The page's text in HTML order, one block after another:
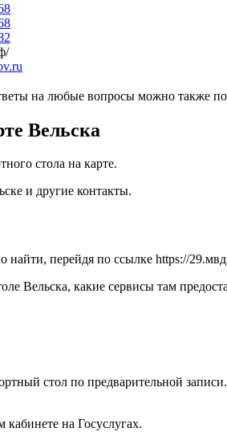
на любые вопросы можно также
Вельска
стола на карте.
и другие контакты.
перейдя по ссылке https://
Вельска, какие сервисы там
стол по предварительной
на Госуслугах.